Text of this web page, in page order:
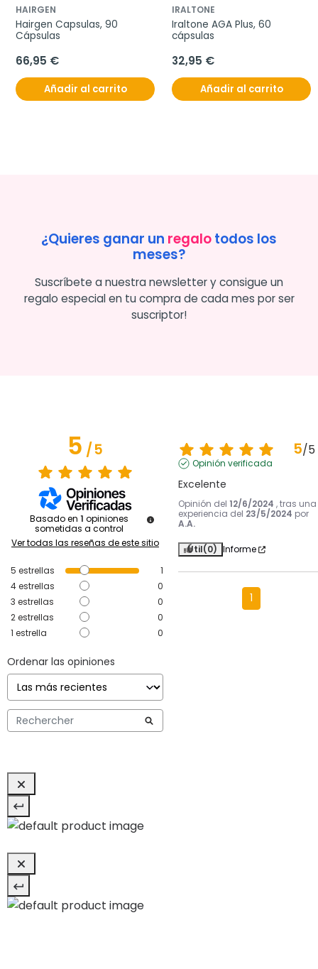
HAIRGEN
Hairgen Capsulas, 90
Cápsulas
66,95 €
Añadir al carrito
IRALTONE
Iraltone AGA Plus, 60
cápsulas
32,95 €
Añadir al carrito
¿Quieres ganar un regalotodos los
meses?
Suscríbete a nuestra newsletter y consigue un
regalo especial en tu compra de cada mes por ser
suscriptor!
5/5
Basado en 1 opiniones
sometidas a control
Ver todas las reseñas de este sitio
5 estrellas
1
4estrellas
0
3 estrellas
0
2estrellas
0
1 estrella 0
Ordenar las opiniones
5/5
Opinión verificada
Excelente
Opinión del 12/6/2024 , tras una
experiencia del 23/5/2024 por
A.A.
Útil(0) Informe
1